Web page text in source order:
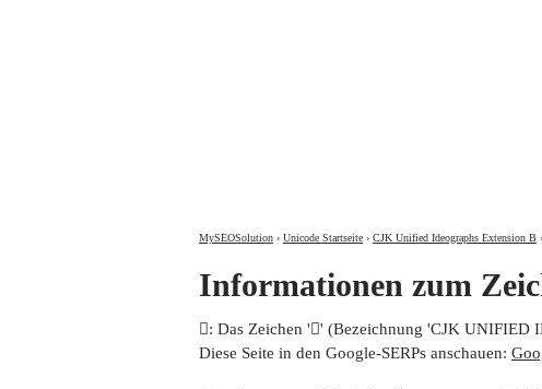
MySEOSolution › Unicode Startseite › CJK Unified Ideographs Extension B ›
Informationen zum
𠛢: Das Zeichen '𠛢' (Bezeichnung 'CJK
Diese Seite in den Google-SERPs anschauen: